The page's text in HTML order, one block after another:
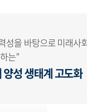
성을 바탕으로 미래사
는”
성 생태계 고도화